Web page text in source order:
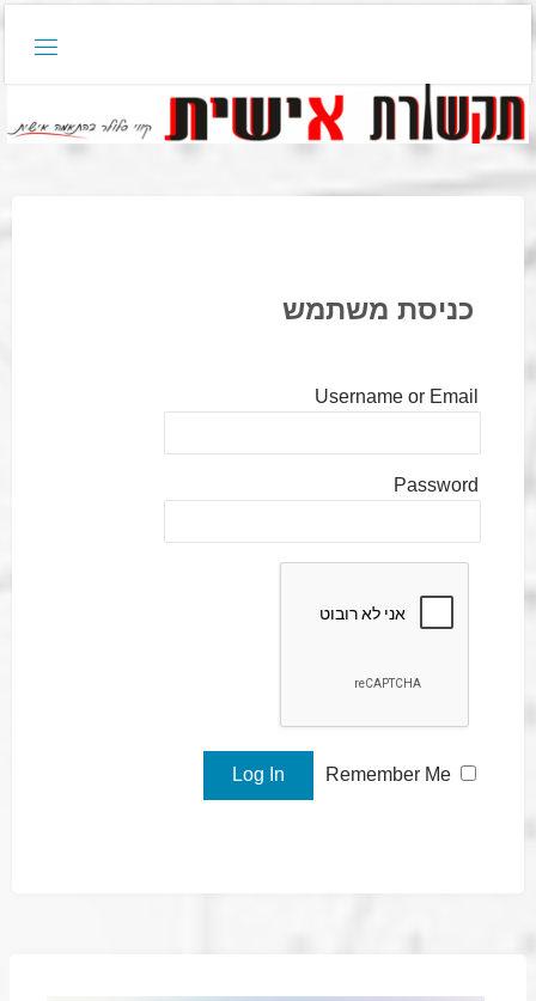
כניסת משתמש
Username or Email
Password
Remember Me